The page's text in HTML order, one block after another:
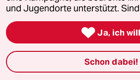
Newsletter
team zukunft
taz frisch
und Jugendorte unterstützt.
 Ja, ich will
Schon dabei!